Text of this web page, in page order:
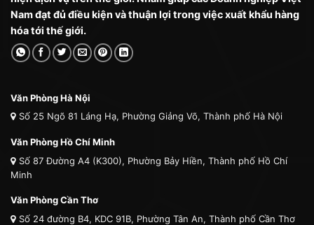
Nam đạt đủ điều kiện và thuận lợi trong việc xuất khẩu hàng
hóa tới thế giới.
Văn Phòng Hà Nội
Số 25 Ngõ 81 Láng Hạ, Phường Giảng Võ, Thành phố Hà Nội
Văn Phòng Hồ Chí Minh
Số 87 Đường A4 (K300), Phường Bảy Hiền, Thành phố Hồ Chí
Minh
Văn Phòng Cần Thơ
Số 24 đường B4, KDC 91B, Phường Tân An, Thành phố Cần Thơ